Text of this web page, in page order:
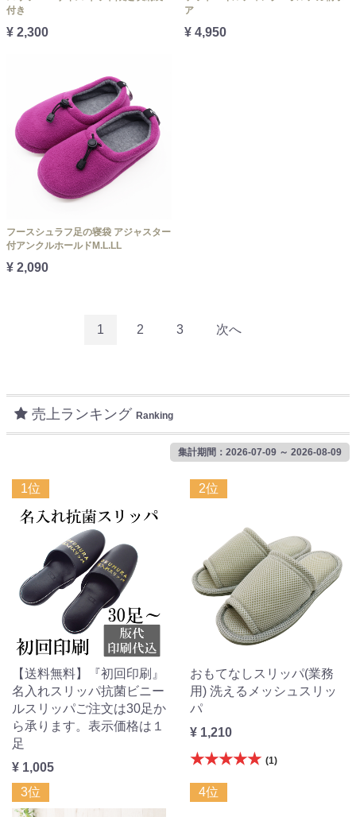
付き
¥ 2,300
ア
¥ 4,950
フースシュラフ足の寝袋 アジャスター
付アンクルホールドM.L.LL
¥ 2,090
1 2 3 次へ
売上ランキング Ranking
集計期間：2026-07-09 ～ 2026-08-09
1位
【送料無料】『初回印刷』
名入れスリッパ抗菌ビニー
ルスリッパご注文は30足か
ら承ります。表示価格は１
足
¥ 1,005
2位
おもてなしスリッパ(業務
用) 洗えるメッシュスリッ
パ
¥ 1,210
★★★★★ (1)
3位 4位